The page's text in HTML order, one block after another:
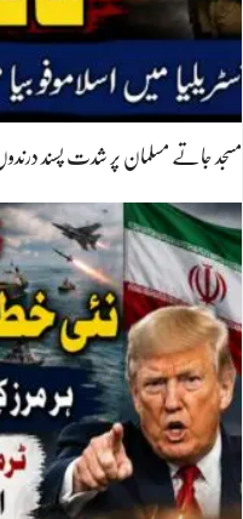
مسجد جاتے مسلمان پر شدت پسند درندوں